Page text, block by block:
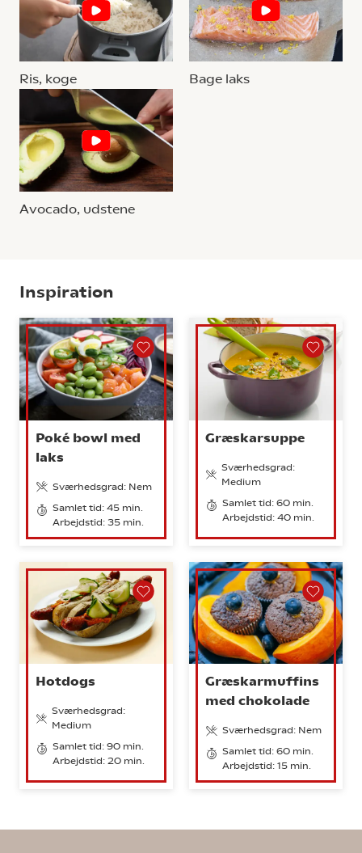
Ris, koge Bage laks
Avocado, udstene
Inspiration
Poké bowl med
laks
Sværhedsgrad: Nem
Samlet tid: 45 min.
Arbejdstid: 35 min.
Græskarsuppe
Sværhedsgrad:
Medium
Samlet tid: 60 min.
Arbejdstid: 40 min.
Hotdogs
Sværhedsgrad:
Medium
Samlet tid: 90 min.
Arbejdstid: 20 min.
Græskarmuffins
med chokolade
Sværhedsgrad: Nem
Samlet tid: 60 min.
Arbejdstid: 15 min.